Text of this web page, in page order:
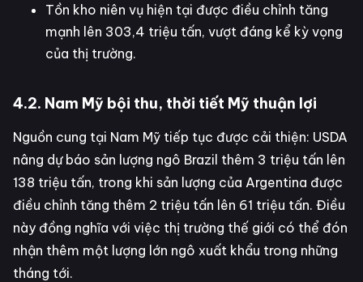
Tồn kho niên vụ hiện tại được điều chỉnh tăng
mạnh lên 303,4 triệu tấn, vượt đáng kể kỳ vọng
của thị trường.
4.2. Nam Mỹ bội thu, thời tiết Mỹ thuận lợi
Nguồn cung tại Nam Mỹ tiếp tục được cải thiện: USDA
nâng dự báo sản lượng ngô Brazil thêm 3 triệu tấn lên
138 triệu tấn, trong khi sản lượng của Argentina được
điều chỉnh tăng thêm 2 triệu tấn lên 61 triệu tấn. Điều
này đồng nghĩa với việc thị trường thế giới có thể đón
nhận thêm một lượng lớn ngô xuất khẩu trong những
tháng tới.